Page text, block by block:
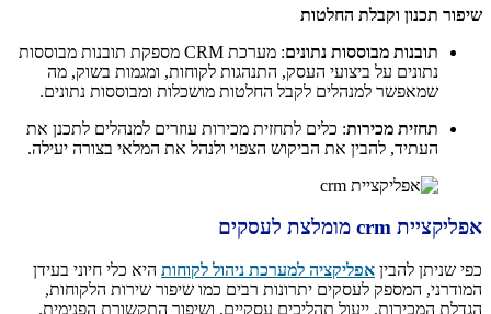
שיפור תכנון וקבלת החלטות
תובנות מבוססות נתונים
: מערכת CRM מספקת תובנות מבוססות
נתונים על ביצועי העסק, התנהגות לקוחות, ומגמות בשוק, מה
שמאפשר למנהלים לקבל החלטות מושכלות ומבוססות נתונים.
תחזית מכירות: כלים לתחזית מכירות עוזרים למנהלים לתכנן את
העתיד, להבין את הביקוש הצפוי ולנהל את המלאי בצורה יעילה.
אפליקציית crm מומלצת לעסקים
כפי שניתן להבין אפליקציה למערכת ניהול לקוחות היא כלי חיוני בעידן
המודרני, המספק לעסקים יתרונות רבים כמו שיפור שירות הלקוחות,
הגדלת המכירות, ייעול תהליכים עסקיים, ושיפור התקשורת הפנימית.